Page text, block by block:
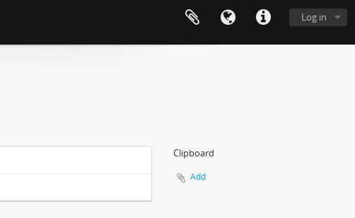
Log in
Clipboard
Add